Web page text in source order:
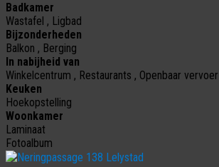
Badkamer
Wastafel , Ligbad
Bijzonderheden
Balkon , Berging
In nabijheid van
Winkelcentrum , Restaurants , Openbaar
Keuken
Hoekopstelling
Woonkamer
Laminaat
Fotoalbum